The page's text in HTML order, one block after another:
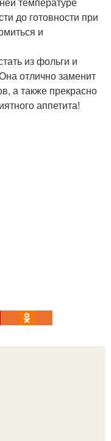
до готовности при
и
из фольги и
отлично заменит
а также прекрасно
аппетита!